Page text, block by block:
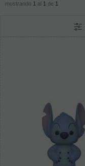
mostrando 1 al 1 de 1